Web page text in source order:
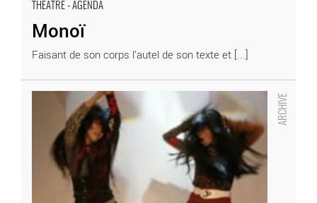
THÉÂTRE - AGENDA
Monoï
Faisant de son corps l’autel de son texte et [...]
Migrances - Critique sortie Théâtre